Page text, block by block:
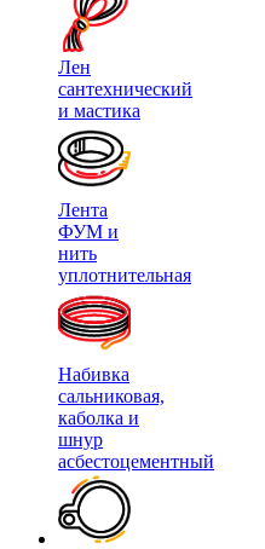
Лен
сантехнический
и мастика
Лента
ФУМ и
нить
уплотнительная
Набивка
сальниковая,
каболка и
шнур
асбестоцементный